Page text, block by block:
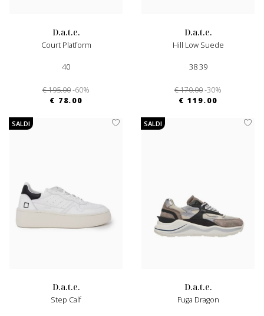
d.a.t.e.
Court Platform
40
€ 195.00-60%
€ 78.00
d.a.t.e.
Hill Low Suede
38 39
€ 170.00-30%
€ 119.00
SALDI
d.a.t.e.
Step Calf
SALDI
d.a.t.e.
Fuga Dragon